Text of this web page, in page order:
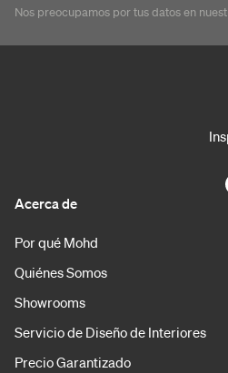
Nos preocupamos por tus datos en
Acerca de
Por qué Mohd
Quiénes Somos
Showrooms
Servicio de Diseño de Interiores
Precio Garantizado